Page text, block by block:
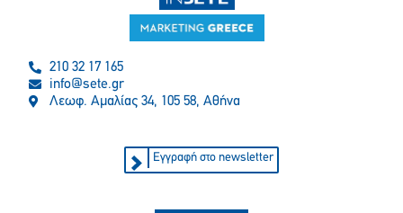
210 32 17 165
info@sete.gr
Λεωφ. Αμαλίας 34, 105 58, Αθήνα
Εγγραφή στο newsletter